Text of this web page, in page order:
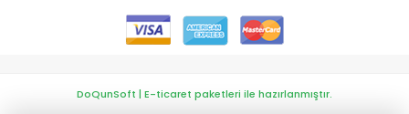
DoQunSoft | E-ticaret paketleri ile hazırlanmıştır.